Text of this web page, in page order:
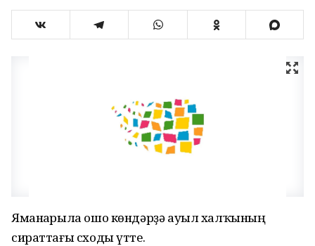
Яманһарыла ошо көндәрҙә ауыл халҡының
сираттағы сходы үтте.